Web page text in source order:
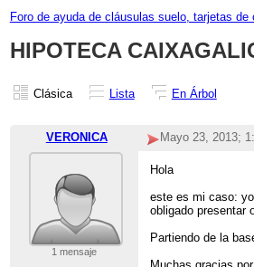
Foro de ayuda de cláusulas suelo, tarjetas
HIPOTECA
Clásica Lista En Árbol
VERONICA Mayo 23, 2013;
1 mensaje
Hola
este es mi caso:
obligado presentar
Partiendo de la